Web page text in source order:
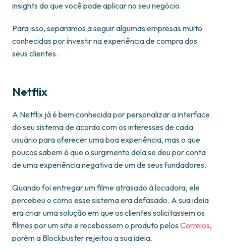
insights do que você pode aplicar no seu negócio.
Para isso, separamos a seguir algumas empresas muito
conhecidas por investir na experiência de compra dos
seus clientes.
Netflix
A Netflix já é bem conhecida por personalizar a interface
do seu sistema de acordo com os interesses de cada
usuário para oferecer uma boa experiência, mas o que
poucos sabem é que o surgimento dela se deu por conta
de uma experiência negativa de um de seus fundadores.
Quando foi entregar um filme atrasado à locadora, ele
percebeu o como esse sistema era defasado. A sua ideia
era criar uma solução em que os clientes solicitassem os
filmes por um site e recebessem o produto pelos Correios,
porém a Blockbuster rejeitou a sua ideia.